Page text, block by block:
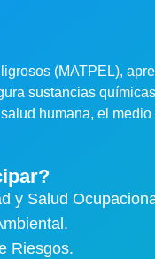
(MATPEL),
sustancias
humana, el medio
y Salud
Riesgos.